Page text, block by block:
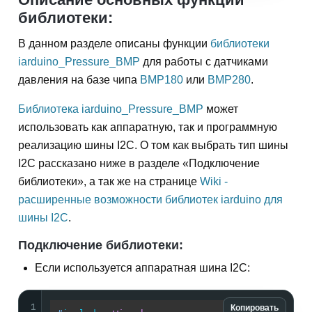
библиотеки:
В данном разделе описаны функции библиотеки
iarduino_Pressure_BMP для работы с датчиками
давления на базе чипа BMP180 или BMP280.
Библиотека iarduino_Pressure_BMP может
использовать как аппаратную, так и программную
реализацию шины I2C. О том как выбрать тип шины
I2C рассказано ниже в разделе «Подключение
библиотеки», а так же на странице Wiki -
расширенные возможности библиотек iarduino для
шины I2C.
Подключение библиотеки:
Если используется аппаратная шина I2C:
Копировать
1